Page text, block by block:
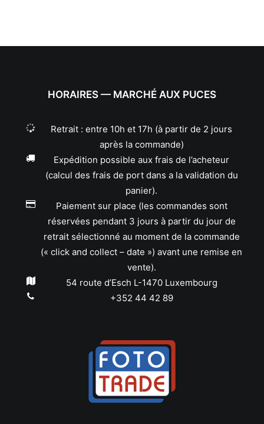
HORAIRES — MARCHÉ AUX PUCES
Retrait : entre 10h et 17h (à partir de 2 jours
après la commande)
Expédition possible aux frais de l’acheteur
(calcul des frais de port dans a la validation du
panier).
Paiement sur place (les commandes sont
réservées pendant 3 jours à partir du jour de
retrait sélectionné au moment de la commande
(« click and collect – date ») avant une remise en
vente).
54 route d’Esch L-1470 Luxembourg
+352 44 42 89